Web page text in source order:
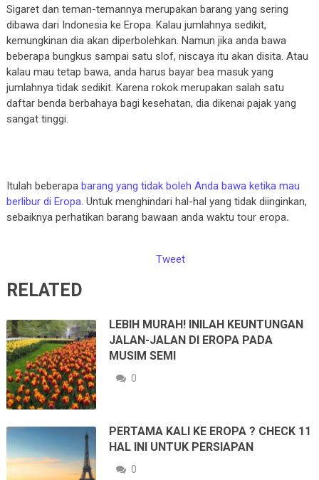
Sigaret dan teman-temannya merupakan barang yang sering
dibawa dari Indonesia ke Eropa. Kalau jumlahnya sedikit,
kemungkinan dia akan diperbolehkan. Namun jika anda bawa
beberapa bungkus sampai satu slof, niscaya itu akan disita. Atau
kalau mau tetap bawa, anda harus bayar bea masuk yang
jumlahnya tidak sedikit. Karena rokok merupakan salah satu
daftar benda berbahaya bagi kesehatan, dia dikenai pajak yang
sangat tinggi.
Itulah beberapa barang yang tidak boleh Anda bawa ketika mau
berlibur di Eropa. Untuk menghindari hal-hal yang tidak diinginkan,
sebaiknya perhatikan barang bawaan anda waktu tour eropa.
Tweet
RELATED
LEBIH MURAH! INILAH KEUNTUNGAN
JALAN-JALAN DI EROPA PADA
MUSIM SEMI
0
PERTAMA KALI KE EROPA ? CHECK 11
HAL INI UNTUK PERSIAPAN
0